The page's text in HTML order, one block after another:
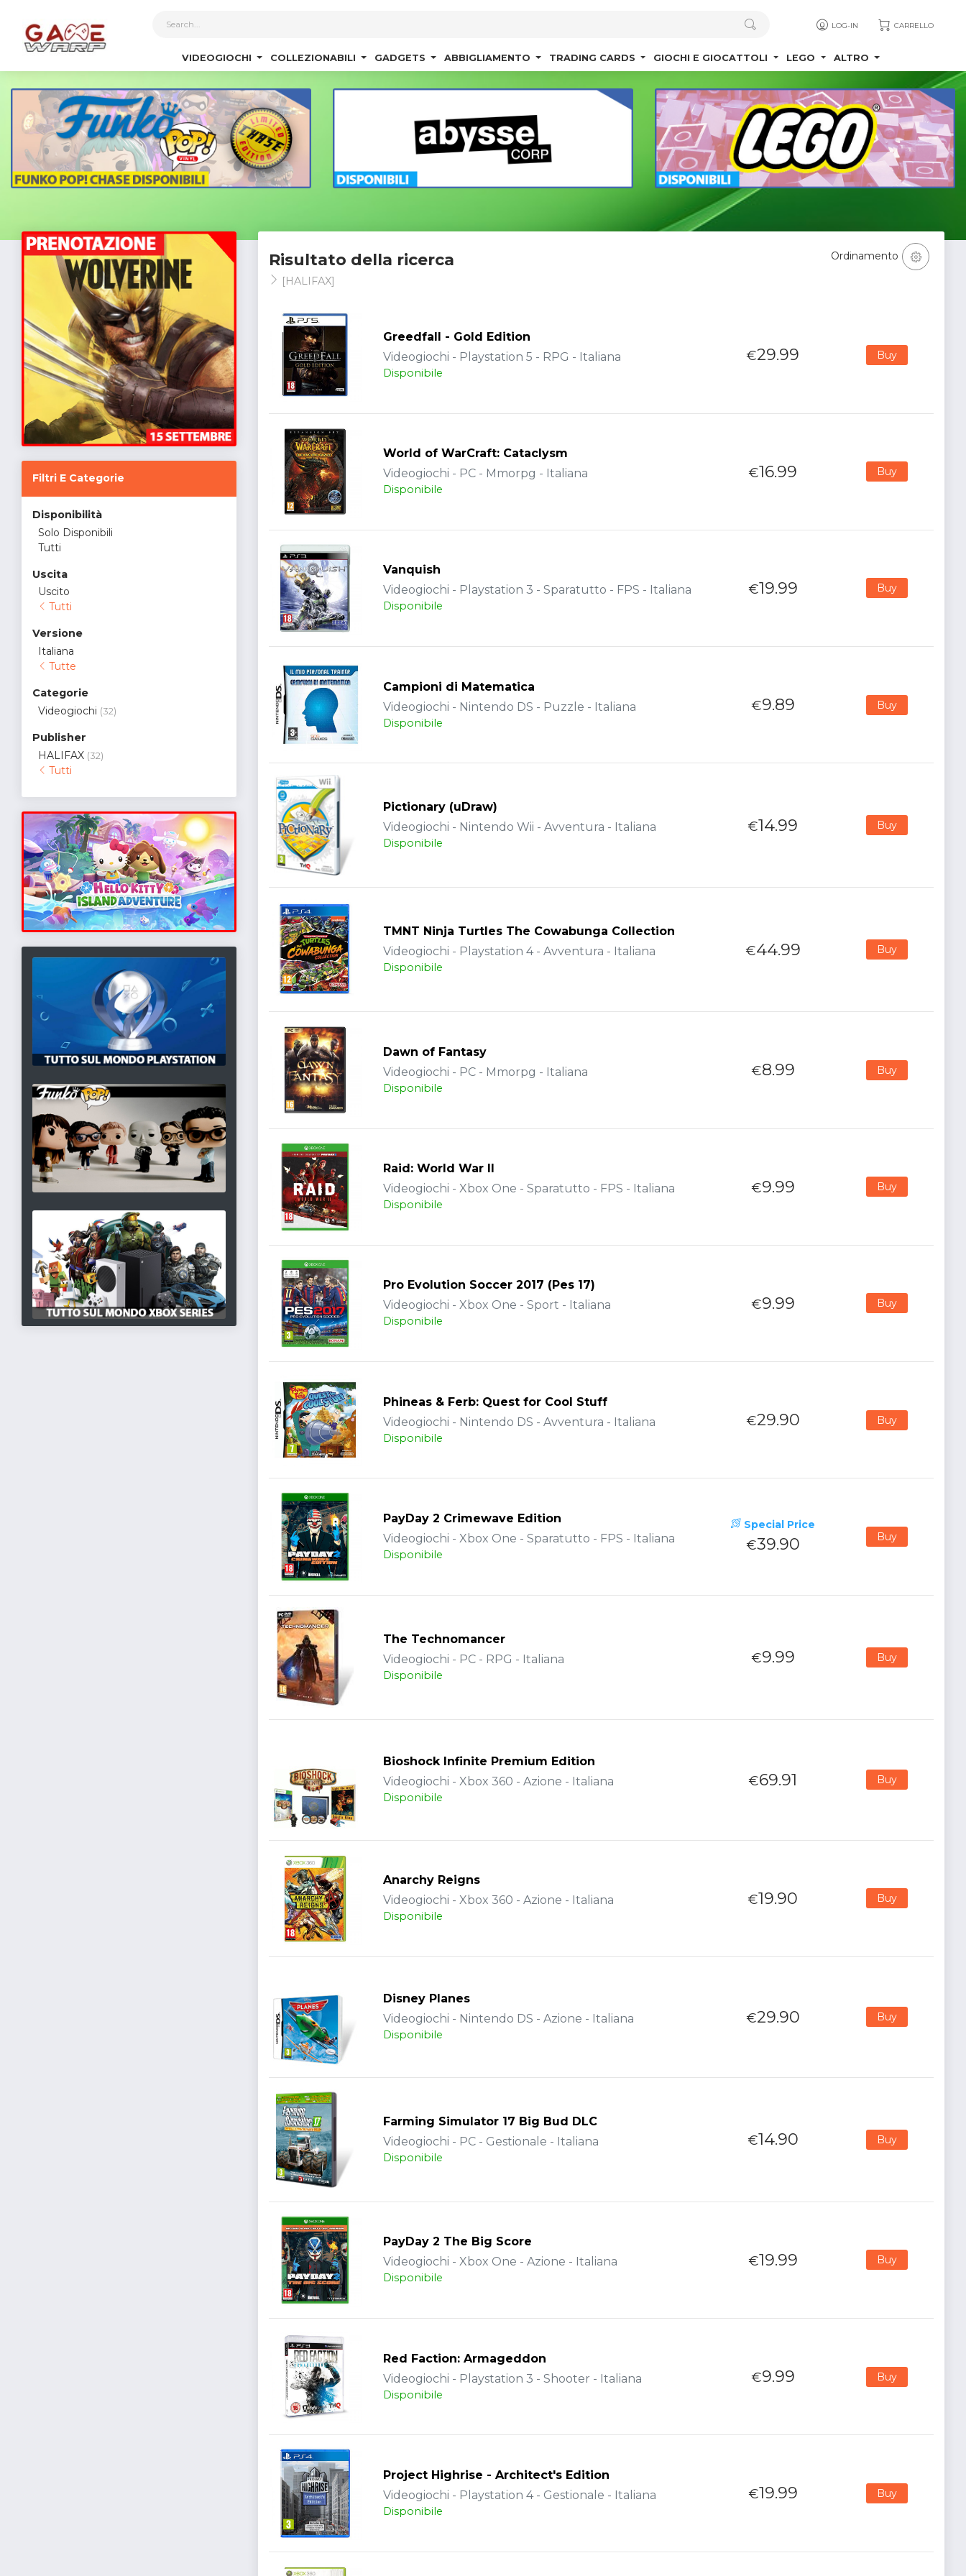
LOG-IN CARRELLO
VIDEOGIOCHI COLLEZIONABILI GADGETS ABBIGLIAMENTO TRADING CARDS GIOCHI E GIOCATTOLI LEGO ALTRO
Filtri E Categorie
Disponibilità
Solo Disponibili
Tutti
Uscita
Uscito
Tutti
Versione
Italiana
Tutte
Categorie
Videogiochi (32)
Publisher
HALIFAX (32)
Tutti
Risultato della ricerca
[HALIFAX]
Ordinamento
Greedfall - Gold Edition
Videogiochi - Playstation 5 - RPG - Italiana
Disponibile
€29.99 Buy
World of WarCraft: Cataclysm
Videogiochi - PC - Mmorpg - Italiana
Disponibile
€16.99 Buy
Vanquish
Videogiochi - Playstation 3 - Sparatutto - FPS - Italiana
Disponibile
€19.99 Buy
Campioni di Matematica
Videogiochi - Nintendo DS - Puzzle - Italiana
Disponibile
€9.89 Buy
Pictionary (uDraw)
Videogiochi - Nintendo Wii - Avventura - Italiana
Disponibile
€14.99 Buy
TMNT Ninja Turtles The Cowabunga Collection
Videogiochi - Playstation 4 - Avventura - Italiana
Disponibile
€44.99 Buy
Dawn of Fantasy
Videogiochi - PC - Mmorpg - Italiana
Disponibile
€8.99 Buy
Raid: World War II
Videogiochi - Xbox One - Sparatutto - FPS - Italiana
Disponibile
€9.99 Buy
Pro Evolution Soccer 2017 (Pes 17)
Videogiochi - Xbox One - Sport - Italiana
Disponibile
€9.99 Buy
Phineas & Ferb: Quest for Cool Stuff
Videogiochi - Nintendo DS - Avventura - Italiana
Disponibile
€29.90 Buy
PayDay 2 Crimewave Edition
Videogiochi - Xbox One - Sparatutto - FPS - Italiana
Disponibile
Special Price
€39.90 Buy
The Technomancer
Videogiochi - PC - RPG - Italiana
Disponibile
€9.99 Buy
Bioshock Infinite Premium Edition
Videogiochi - Xbox 360 - Azione - Italiana
Disponibile
€69.91 Buy
Anarchy Reigns
Videogiochi - Xbox 360 - Azione - Italiana
Disponibile
€19.90 Buy
Disney Planes
Videogiochi - Nintendo DS - Azione - Italiana
Disponibile
€29.90 Buy
Farming Simulator 17 Big Bud DLC
Videogiochi - PC - Gestionale - Italiana
Disponibile
€14.90 Buy
PayDay 2 The Big Score
Videogiochi - Xbox One - Azione - Italiana
Disponibile
€19.99 Buy
Red Faction: Armageddon
Videogiochi - Playstation 3 - Shooter - Italiana
Disponibile
€9.99 Buy
Project Highrise - Architect's Edition
Videogiochi - Playstation 4 - Gestionale - Italiana
Disponibile
€19.99 Buy